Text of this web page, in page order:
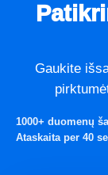
Gaukite
1000+ duomenų
Ataskaita per 40